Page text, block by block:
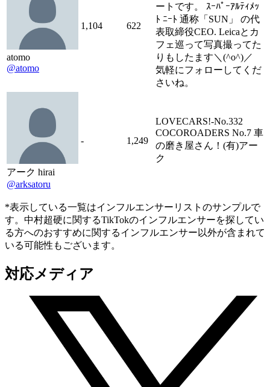
atomo
@atomo
1,104 622
ートです。 ｽｰﾊﾟｰｱﾙﾃｨﾒｯ
ﾄ ﾆｰﾄ 通称「SUN」 の代
表取締役CEO. Leicaとカ
フェ巡って写真撮ってた
りもしたます＼(^o^)／
気軽にフォローしてくだ
さいね。
アーク hirai
@arksatoru
- 1,249
LOVECARS!-No.332
COCOROADERS No.7 車
の磨き屋さん！(有)アー
ク
*表示している一覧はインフルエンサーリストのサンプルで
す。中村超硬に関するTikTokのインフルエンサーを探してい
る方へのおすすめに関するインフルエンサー以外が含まれて
いる可能性もございます。
対応メディア